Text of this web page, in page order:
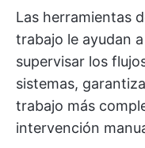
Las herramientas
trabajo le ayudan
supervisar los
sistemas,
trabajo más
intervención